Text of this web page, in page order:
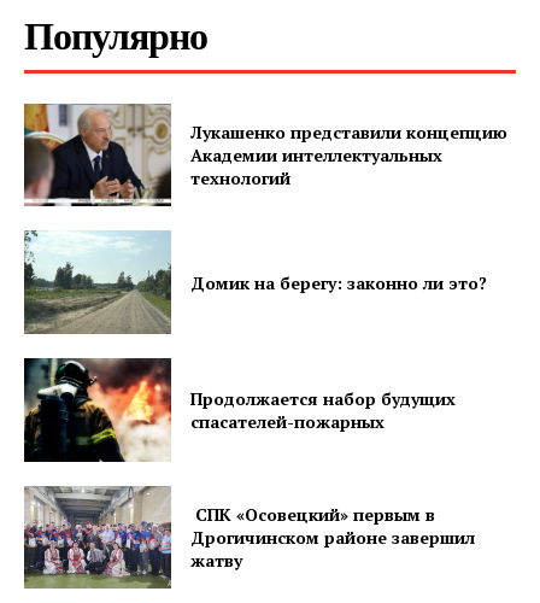
Редакция "ДВ"
Наша гісторыя
Контакты
Правила использования материалов
Электронные обращения
Популярно
Лукашенко представили концепцию
Академии интеллектуальных
технологий
Домик на берегу: законно ли это?
Продолжается набор будущих
спасателей-пожарных
СПК «Осовецкий» первым в
Дрогичинском районе завершил
жатву